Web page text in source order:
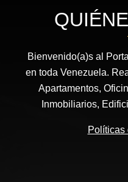
Bienvenido(a)s al
en toda Venezuela.
Apartamentos,
Inmobiliarios,
Políticas